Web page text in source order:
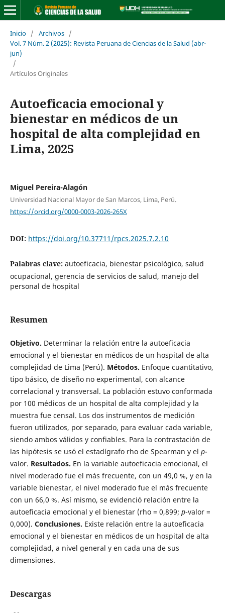
Inicio / Archivos /
Vol. 7 Núm. 2 (2025): Revista Peruana de Ciencias de la Salud (abr-
jun)
/
Artículos Originales
Autoeficacia emocional y
bienestar en médicos de un
hospital de alta complejidad en
Lima, 2025
Miguel Pereira-Alagón
Universidad Nacional Mayor de San Marcos, Lima, Perú.
https://orcid.org/0000-0003-2026-265X
DOI: https://doi.org/10.37711/rpcs.2025.7.2.10
Palabras clave: autoeficacia, bienestar psicológico, salud
ocupacional, gerencia de servicios de salud, manejo del
personal de hospital
Resumen
Objetivo. Determinar la relación entre la autoeficacia
emocional y el bienestar en médicos de un hospital de alta
complejidad de Lima (Perú). Métodos. Enfoque cuantitativo,
tipo básico, de diseño no experimental, con alcance
correlacional y transversal. La población estuvo conformada
por 100 médicos de un hospital de alta complejidad y la
muestra fue censal. Los dos instrumentos de medición
fueron utilizados, por separado, para evaluar cada variable,
siendo ambos válidos y confiables. Para la contrastación de
las hipótesis se usó el estadígrafo rho de Spearman y el p-
valor. Resultados. En la variable autoeficacia emocional, el
nivel moderado fue el más frecuente, con un 49,0 %, y en la
variable bienestar, el nivel moderado fue el más frecuente
con un 66,0 %. Así mismo, se evidenció relación entre la
autoeficacia emocional y el bienestar (rho = 0,899; p-valor =
0,000). Conclusiones. Existe relación entre la autoeficacia
emocional y el bienestar en médicos de un hospital de alta
complejidad, a nivel general y en cada una de sus
dimensiones.
Descargas